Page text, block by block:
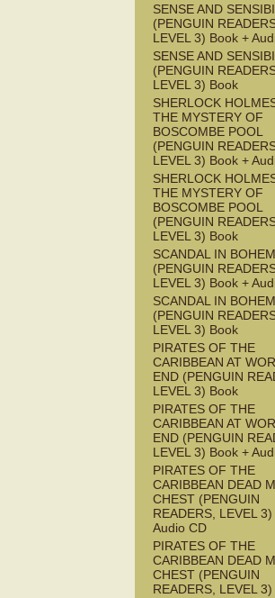
SENSE AND
(PENGUIN
LEVEL 3) Book +
SENSE AND
(PENGUIN
LEVEL 3) Book
SHERLOCK
THE MYSTERY OF
BOSCOMBE POOL
(PENGUIN
LEVEL 3) Book +
SHERLOCK
THE MYSTERY OF
BOSCOMBE POOL
(PENGUIN
LEVEL 3) Book
SCANDAL IN
(PENGUIN
LEVEL 3) Book +
SCANDAL IN
(PENGUIN
LEVEL 3) Book
PIRATES OF THE
CARIBBEAN AT
END (PENGUIN
LEVEL 3) Book
PIRATES OF THE
CARIBBEAN AT
END (PENGUIN
LEVEL 3) Book +
PIRATES OF THE
CARIBBEAN DEAD
CHEST (PENGUIN
READERS, LEVEL
Audio CD
PIRATES OF THE
CARIBBEAN DEAD
CHEST (PENGUIN
READERS, LEVEL